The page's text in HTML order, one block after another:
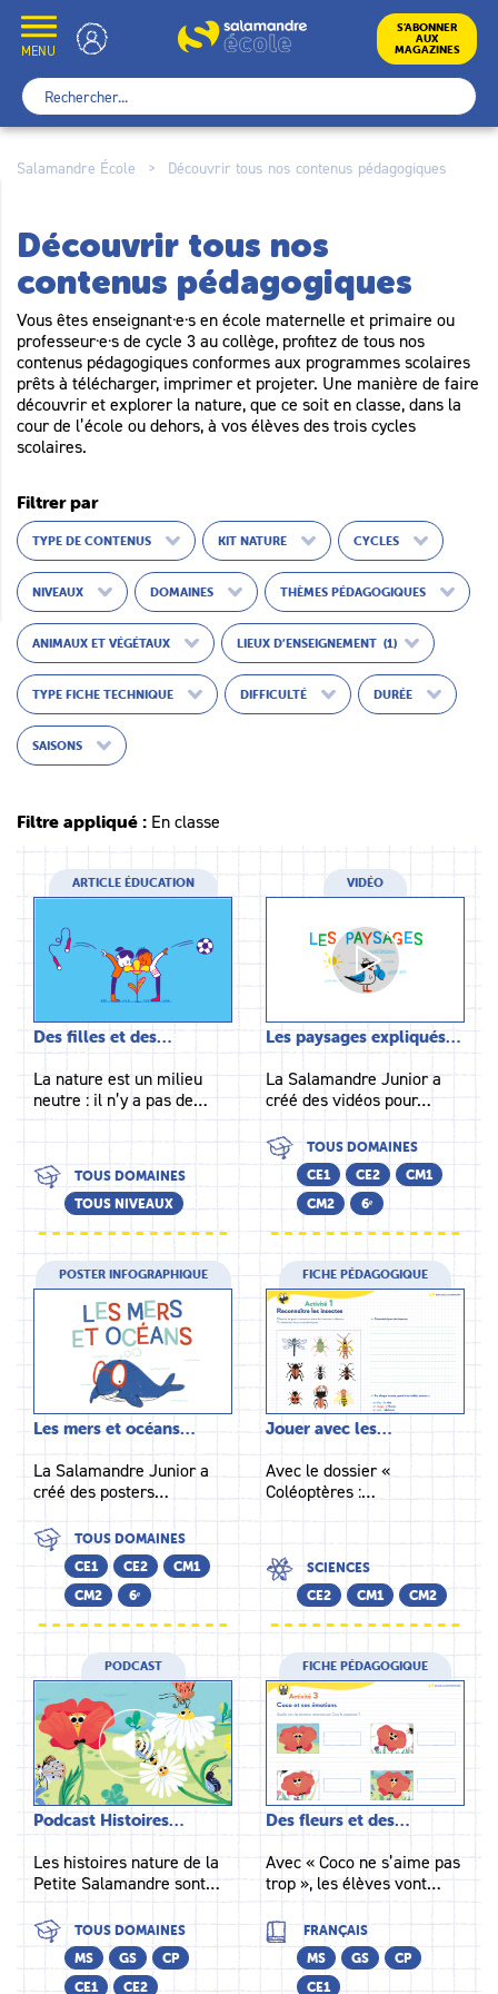
content
MENU
École S’ABONNER
AUX
MAGAZINES
Rechercher :
Salamandre École > Découvrir tous nos contenus pédagogiques
Découvrir tous nos
contenus pédagogiques
Vous êtes enseignant·e·s en école maternelle et primaire ou
professeur·e·s de cycle 3 au collège, profitez de tous nos
contenus pédagogiques conformes aux programmes scolaires
prêts à télécharger, imprimer et projeter. Une manière de faire
découvrir et explorer la nature, que ce soit en classe, dans la
cour de l’école ou dehors, à vos élèves des trois cycles
scolaires.
Filtrer par
TYPE DE CONTENUS KIT NATURE CYCLES
NIVEAUX DOMAINES THÈMES PÉDAGOGIQUES
ANIMAUX ET VÉGÉTAUX LIEUX D’ENSEIGNEMENT (1)
TYPE FICHE TECHNIQUE DIFFICULTÉ DURÉE
SAISONS
Filtre appliqué : En classe
ARTICLE ÉDUCATION
Des filles et des…
La nature est un milieu
neutre : il n’y a pas de…
TOUS DOMAINES
TOUS NIVEAUX
VIDÉO
Les paysages expliqués…
La Salamandre Junior a
créé des vidéos pour…
TOUS DOMAINES
CE1
CE2
CM1
CM2
6ᵉ
POSTER INFOGRAPHIQUE
Les mers et océans…
La Salamandre Junior a
créé des posters…
TOUS DOMAINES
CE1
CE2
CM1
CM2
6ᵉ
FICHE PÉDAGOGIQUE
Jouer avec les…
Avec le dossier «
Coléoptères :…
SCIENCES
CE2
CM1 CM2
PODCAST
Podcast Histoires…
Les histoires nature de la
Petite Salamandre sont…
TOUS DOMAINES
MS
GS
CP
CE1
CE2
FICHE PÉDAGOGIQUE
Des fleurs et des…
Avec « Coco ne s’aime pas
trop », les élèves vont…
FRANÇAIS
MS
GS
CP
CE1